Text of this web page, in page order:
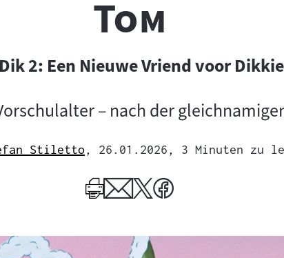
Tom
2: Een Nieuwe Vriend voor
– nach der
Stiletto, 26.01.2026, 3 Minuten zu